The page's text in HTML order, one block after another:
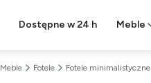
Dostępne w 24 h Meble
Meble Fotele Fotele minimalistyczne